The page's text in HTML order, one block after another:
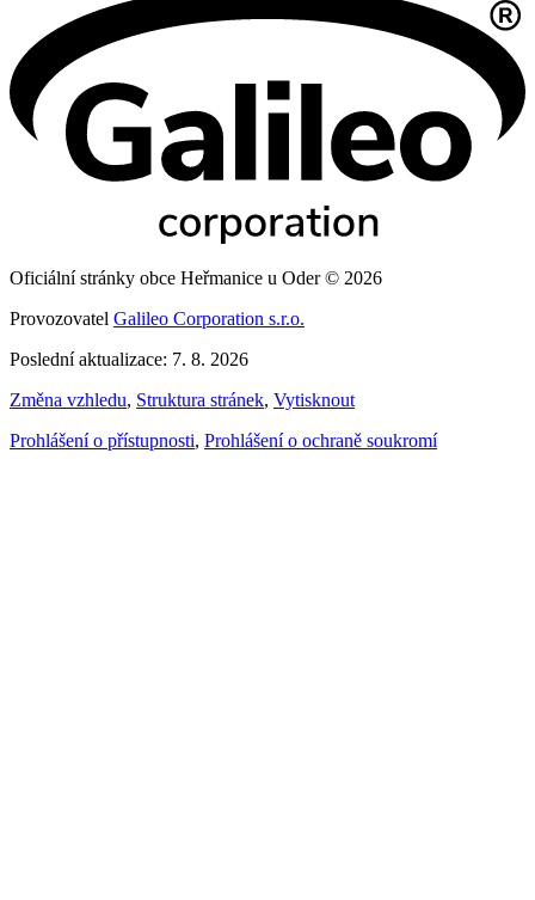
Oficiální stránky obce Heřmanice u Oder © 2026
Provozovatel Galileo Corporation s.r.o.
Poslední aktualizace: 7. 8. 2026
Změna vzhledu, Struktura stránek, Vytisknout
Prohlášení o přístupnosti, Prohlášení o ochraně soukromí